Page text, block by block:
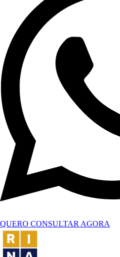
QUERO CONSULTAR AGORA